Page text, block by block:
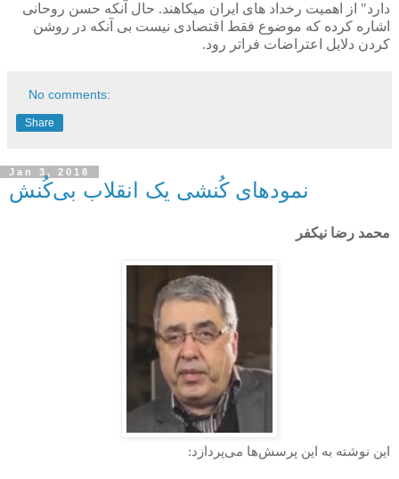
دارد" از اهمیت رخداد های ایران میکاهند. حال آنکه حسن روحانی
اشاره کرده که موضوع فقط اقتصادی نیست بی آنکه در روشن
کردن دلایل اعتراضات فراتر رود.
No comments:
Share
Jan 3, 2018
نمودهای کُنشی یک انقلاب بی‌کُنش
محمد رضا نیکفر
این نوشته به این پرسش‌ها می‌پردازد: